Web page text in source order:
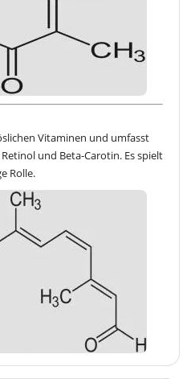
Vitaminen und umfasst
und Beta-Carotin. Es spielt
Rolle.